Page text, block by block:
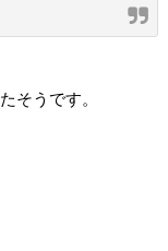
そうです。